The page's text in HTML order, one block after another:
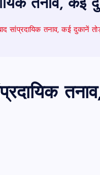
तनाव, कई
सांप्रदायिक तनाव, कई दुकानें